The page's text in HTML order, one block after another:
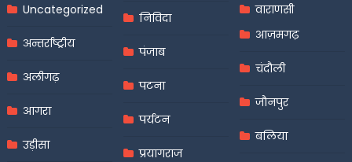
Uncategorized
अन्तर्राष्ट्रीय
अलीगढ़
आगरा
उड़ीसा
निविदा
पंजाब
पटना
पर्यटन
प्रयागराज
वाराणसी
आज़मगढ़
चंदौली
जौनपुर
बलिया